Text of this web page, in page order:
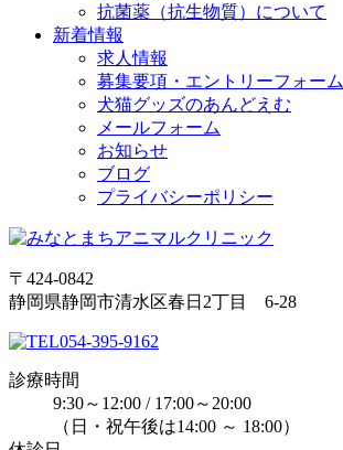
抗菌薬（抗生物質）について
新着情報
求人情報
募集要項・エントリーフォーム
犬猫グッズのあんどえむ
メールフォーム
お知らせ
ブログ
プライバシーポリシー
〒424-0842
静岡県静岡市清水区春日2丁目 6-28
054-395-9162
診療時間
9:30～12:00 / 17:00～20:00
（日・祝午後は14:00 ～ 18:00）